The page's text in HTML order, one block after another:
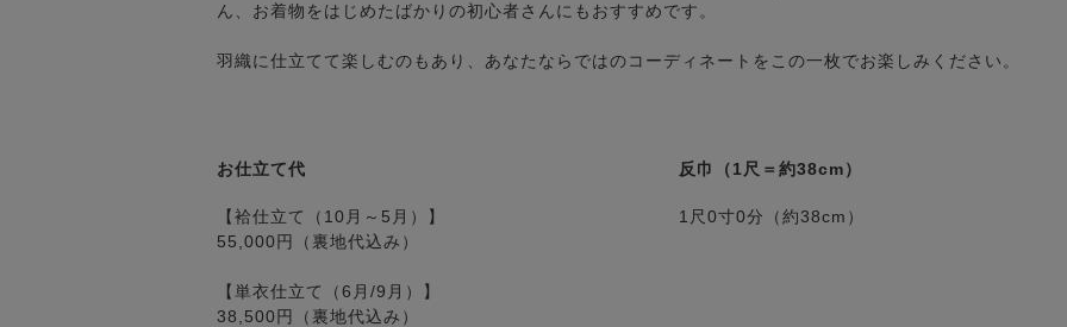
ん、お着物をはじめたばかりの初心者さんにもおすすめです。
羽織に仕立てて楽しむのもあり、あなたならではのコーディネートをこの一枚でお楽しみください。
お仕立て代
【袷仕立て（10月～5月）】
55,000円（裏地代込み）
【単衣仕立て（6月/9月）】
38,500円（裏地代込み）
反巾（1尺＝約38cm）
1尺0寸0分（約38cm）